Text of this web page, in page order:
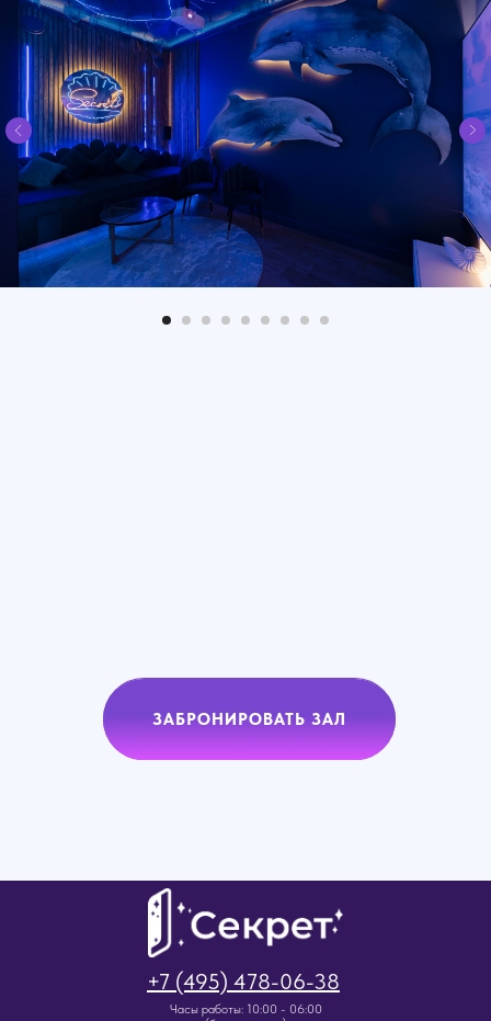
ЗАБРОНИРОВАТЬ ЗАЛ
Часы работы: 10:00 - 06:00
+7 (495) 478-06-38